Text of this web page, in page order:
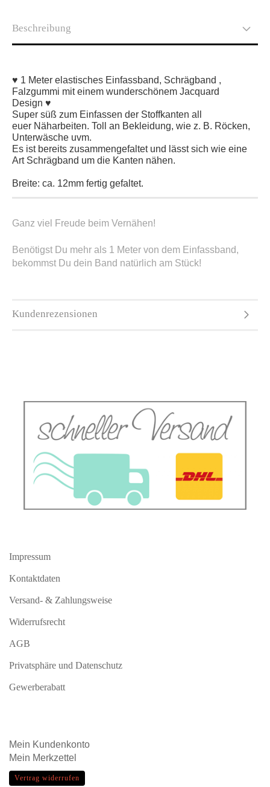
Beschreibung
♥ 1 Meter elastisches Einfassband, Schrägband ,
Falzgummi mit einem wunderschönem Jacquard
Design ♥
Super süß zum Einfassen der Stoffkanten all
euer Näharbeiten. Toll an Bekleidung, wie z. B. Röcken,
Unterwäsche uvm.
Es ist bereits zusammengefaltet und lässt sich wie eine
Art Schrägband um die Kanten nähen.
Breite: ca. 12mm fertig gefaltet.
Ganz viel Freude beim Vernähen!
Benötigst Du mehr als 1 Meter von dem Einfassband,
bekommst Du dein Band natürlich am Stück!
Kundenrezensionen
Impressum
Kontaktdaten
Versand- & Zahlungsweise
Widerrufsrecht
AGB
Privatsphäre und Datenschutz
Gewerberabatt
Mein Kundenkonto
Mein Merkzettel
Vertrag widerrufen